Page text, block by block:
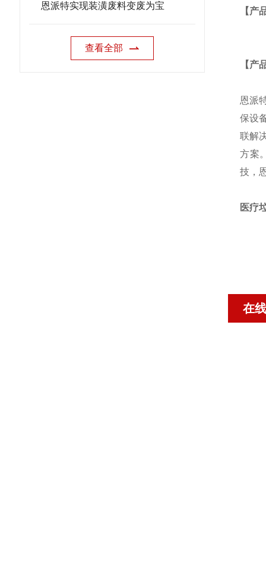
恩派特实现装潢废料变废为宝
查看全部
【产
【产
恩派
保设
联解
方案
技，
医疗
在